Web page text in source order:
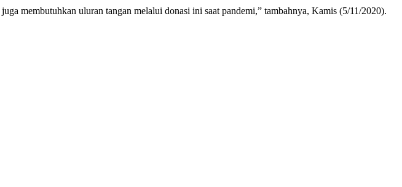
membutuhkan uluran tangan melalui donasi ini saat pandemi,” tambahnya, Kamis (5/11/2020).